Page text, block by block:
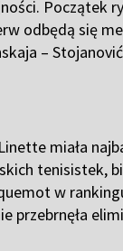
Początek
odbędą się
–
miała
tenisistek,
w
przebrnęła